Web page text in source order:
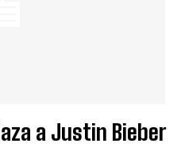
a Justin Bieber